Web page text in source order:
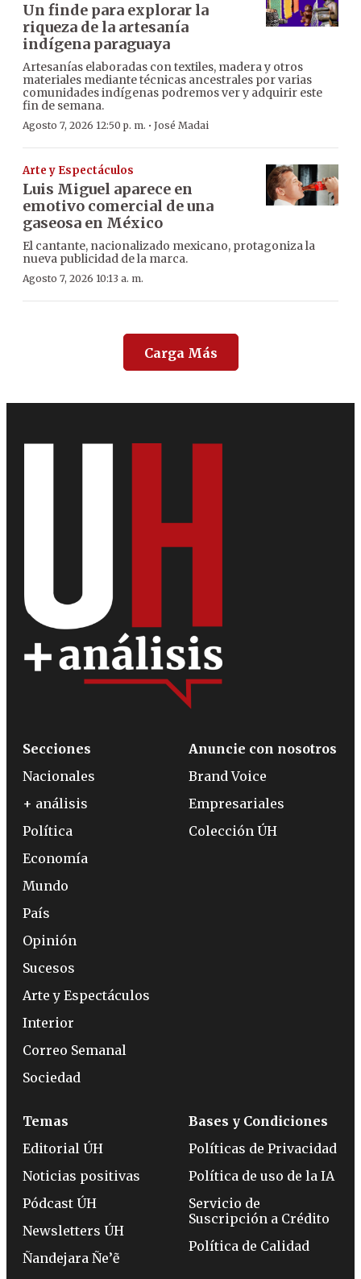
Un finde para explorar la
riqueza de la artesanía
indígena paraguaya
Artesanías elaboradas con textiles, madera y otros
materiales mediante técnicas ancestrales por varias
comunidades indígenas podremos ver y adquirir este
fin de semana.
Agosto 7, 2026 12:50 p. m. · José Madai
Arte y Espectáculos
Luis Miguel aparece en
emotivo comercial de una
gaseosa en México
El cantante, nacionalizado mexicano, protagoniza la
nueva publicidad de la marca.
Agosto 7, 2026 10:13 a. m.
Carga Más
Secciones
Nacionales
+ análisis
Política
Economía
Mundo
País
Opinión
Sucesos
Arte y Espectáculos
Interior
Correo Semanal
Sociedad
Anuncie con nosotros
Brand Voice
Empresariales
Colección ÚH
Temas
Editorial ÚH
Noticias positivas
Pódcast ÚH
Newsletters ÚH
Ñandejara Ñe’ẽ
Bases y Condiciones
Políticas de Privacidad
Política de uso de la IA
Servicio de
Suscripción a Crédito
Política de Calidad